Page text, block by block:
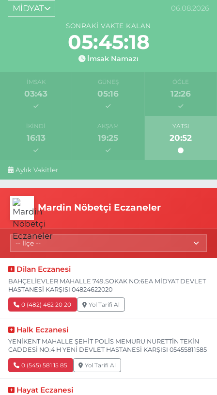
MİDYAT 06.08.2026
SONRAKI VAKTE KALAN
05:45:18
İmsak Namazı
İMSAK
03:43
GÜNEŞ
05:16
ÖĞLE
12:26
İKINDI
16:13
AKŞAM
19:25
YATSI
20:52
Aylık Vakitler
Mardin Nöbetçi Eczaneler
Dilan Eczanesi
BAHÇELİEVLER MAHALLE 749.SOKAK NO:6EA MİDYAT DEVLET
HASTANESİ KARŞISI 04824622020
0 (482) 462 20 20 Yol Tarifi Al
Halk Eczanesi
YENİKENT MAHALLE ŞEHİT POLİS MEMURU NURETTİN TEKİN
CADDESİ NO:4 H YENİ DEVLET HASTANESİ KARŞISI 05455811585
0 (545) 581 15 85 Yol Tarifi Al
Hayat Eczanesi